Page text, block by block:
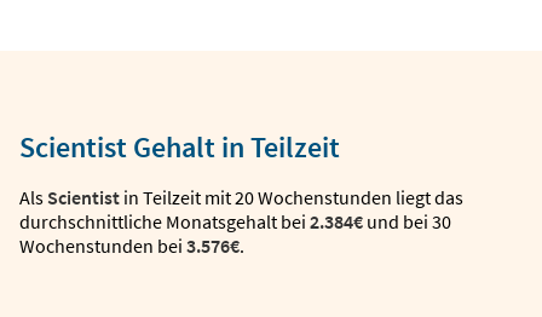
Scientist Gehalt in Teilzeit
Als Scientist in Teilzeit mit 20 Wochenstunden liegt das
durchschnittliche Monatsgehalt bei 2.384€ und bei 30
Wochenstunden bei 3.576€.